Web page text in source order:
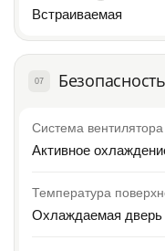
Встраиваемая
07
Система вентилятора
Активное
Температура
Охлаждаемая дверь